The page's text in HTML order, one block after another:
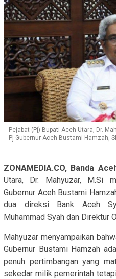
Pejabat (Pj) Bupati Aceh Utara, Dr.
Pj Gubernur Aceh Bustami Hamzah,
ZONAMEDIA.CO, Banda
Utara, Dr. Mahyuzar, M.Si
Gubernur Aceh Bustami
dua direksi Bank Aceh
Muhammad Syah dan Direktur
Mahyuzar menyampaikan
Gubernur Bustami Hamzah
penuh pertimbangan yang
sekedar milik pemerintah